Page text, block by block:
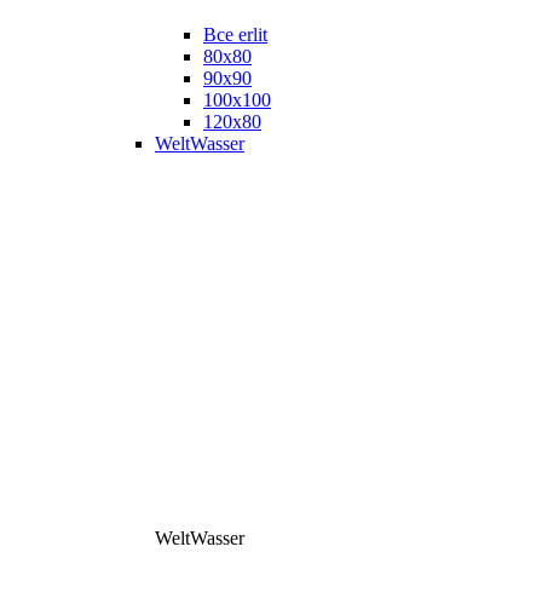
Все erlit
80x80
90x90
100x100
120x80
WeltWasser
WeltWasser